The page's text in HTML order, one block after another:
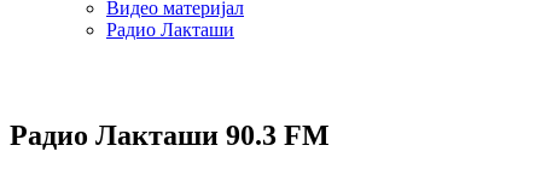
Видео материјал
Радио Лакташи
Радио Лакташи 90.3 FM